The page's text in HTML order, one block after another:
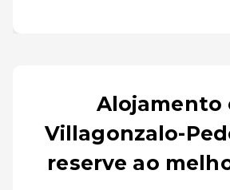
Alojamento
Villagonzalo-
reserve ao